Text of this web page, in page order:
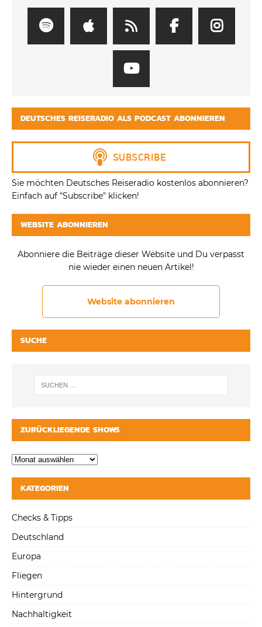
DEUTSCHES REISERADIO ALS PODCAST ABONNIEREN
Sie möchten Deutsches Reiseradio kostenlos abonnieren?
Einfach auf "Subscribe" klicken!
WEBSITE ABONNIEREN
Abonniere die Beiträge dieser Website und Du verpasst
nie wieder einen neuen Artikel!
Website abonnieren
SUCHE
ZURÜCKLIEGENDE SHOWS
KATEGORIEN
Checks & Tipps
Deutschland
Europa
Fliegen
Hintergrund
Nachhaltigkeit